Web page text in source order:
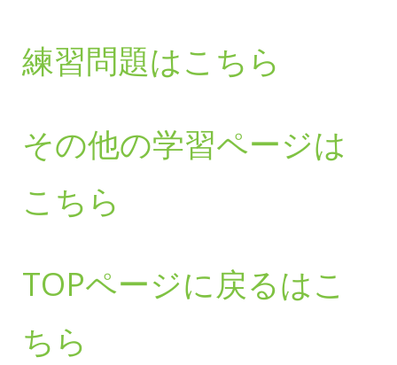
練習問題はこちら
その他の学習ページは
こちら
TOPページに戻るはこ
ちら